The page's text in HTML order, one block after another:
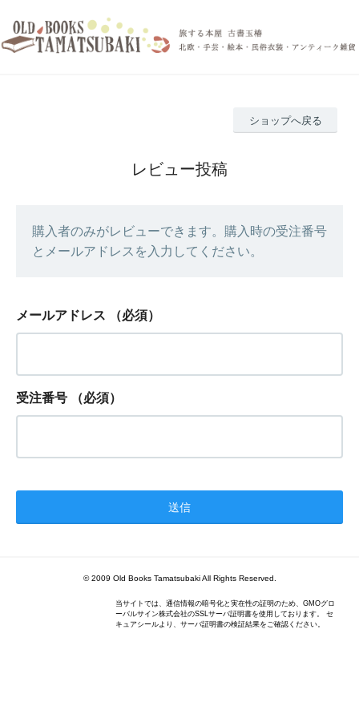
ショップへ戻る
レビュー投稿
購入者のみがレビューできます。購入時の受注番号
とメールアドレスを入力してください。
メールアドレス （必須）
受注番号 （必須）
© 2009 Old Books Tamatsubaki All Rights Reserved.
当サイトでは、通信情報の暗号化と実在性の証明のため、GMOグロ
ーバルサイン株式会社のSSLサーバ証明書を使用しております。 セ
キュアシールより、サーバ証明書の検証結果をご確認ください。